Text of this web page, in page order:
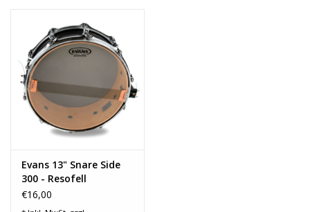
Recording
Lichttechnik
Traditionelle Instrumente
Evans 13" Snare Side
300 - Resofell
€16,00